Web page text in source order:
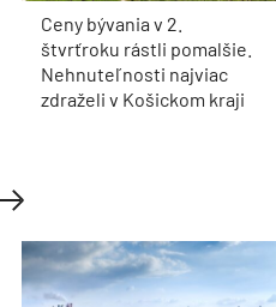
Ceny bývania v 2.
štvrťroku rástli pomalšie.
Nehnuteľnosti najviac
zdraželi v Košickom kraji